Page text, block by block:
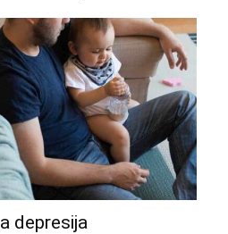
depresija